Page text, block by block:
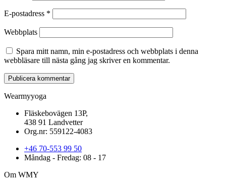
E-postadress *
Webbplats
Spara mitt namn, min e-postadress och webbplats i denna
webbläsare till nästa gång jag skriver en kommentar.
Wearmyyoga
Fläskebovägen 13P,
438 91 Landvetter
Org.nr: 559122-4083
+46 70-553 99 50
Måndag - Fredag: 08 - 17
Om WMY